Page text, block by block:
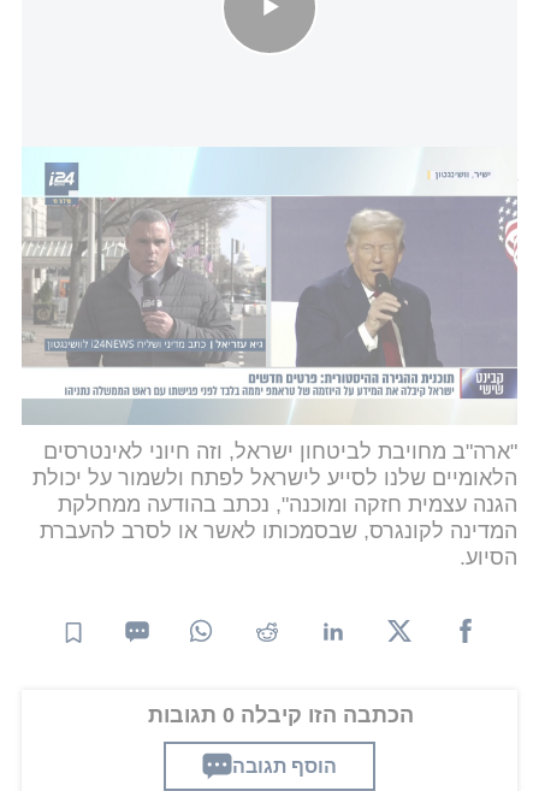
נתניהו ידע על ההצהרה? | פרטים חדשים על תכנית טראמפ - הדיווח
של גיא עזריאל
מכירת הפצצות המוצעות יהיו הן מהמלאים הרשמיים
של ארצות הברית
והן מקבלנים פרטיים, כולל: Boeing
Co., ATK Tactical Systems Co. ויחידה של L3Harris
Technologies Inc.
"ארה"ב מחויבת לביטחון ישראל, וזה חיוני לאינטרסים
הלאומיים שלנו לסייע לישראל לפתח ולשמור על יכולת
הגנה עצמית חזקה ומוכנה", נכתב בהודעה ממחלקת
המדינה לקונגרס, שבסמכותו לאשר או לסרב להעברת
הסיוע.
הכתבה הזו קיבלה 0 תגובות
הוסף תגובה